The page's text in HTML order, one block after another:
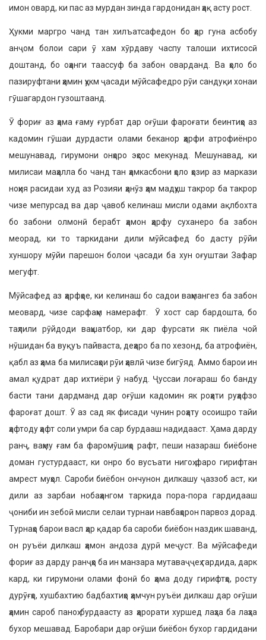
имон овард, ки пас аз мурдан зинда гардонидан ҳақ асту рост.
Ҳукми маргро чанд тан хилъатсафедон бо ҳар гуна асбобу
анҷом болои сари ӯ хам хӯрдаву часпу талоши ихтисосӣ
доштанд, бо оҳанги таассуф ба забон оварданд. Ва ҳоло бо
пазируфтани ҳамин ҳукм ҷасади мӯйсафедро рӯи сандуқи хонаи
гӯшагардон гузоштаанд.
Ӯ фориғ аз ҳама ғаму ғурбат дар оғӯши фароғати беинтиҳо аз
кадомин гӯшаи дурдасти олами беканор ҳарфи атрофиёнро
мешунавад, гирумони онҳоро эҳсос мекунад. Мешунавад, ки
милисаи маҳалла бо чанд тан ҳамкасбони ҳоло ҳозир аз маркази
ноҳия расидаи худ аз Розияи ҳанӯз ҳам мадҳуш такрор ба такрор
чизе мепурсад ва дар ҷавоб келинаш мисли одами ақлбохта
бо забони олмонӣ берабт ҳамон ҳарфу суханеро ба забон
меорад, ки то таркидани дили мӯйсафед бо дасту рӯйи
хуншору мӯйи парешон болои ҷасади ба хун оғуштаи Зафар
мегуфт.
Мӯйсафед аз ҳарфҳое, ки келинаш бо садои ваҳмангез ба забон
меовард, чизе сарфаҳм намерафт. Ӯ хост сар бардошта, бо
таҳлили рӯйдоди ваҳшатбор, ки дар фурсати як пиёла чой
нӯшидан ба вуқуъ пайваста, деҳаро ба по хезонд, ба атрофиён,
қабл аз ҳама ба милисаҳои рӯи ҳавлӣ чизе бигӯяд. Аммо барои ин
амал қудрат дар ихтиёри ӯ набуд. Ҷуссаи лоғараш бо банду
басти тани дардманд дар оғӯши кадомин як роҳати руҳафзо
фароғат дошт. Ӯ аз сад як фисади чунин роҳату осоишро тайи
ҳафтоду ҳафт соли умри ба сар бурдааш надидааст. Ҳама дарду
ранҷ, ваҳму ғам ба фаромӯшиҳо рафт, пеши назараш биёбоне
доман густурдааст, ки онро бо вусъати нигоҳ фаро гирифтан
амрест муҳол. Сароби биёбон ончунон дилкашу ҷаззоб аст, ки
дили аз зарбаи нобаҳангом таркида пора-пора гардидааш
ҷониби ин зебоӣ мисли селаи турнаи навбаҳорон парвоз дорад.
Турнаҳо барои васл ҳар қадар ба сароби биёбон наздик шаванд,
он руъёи дилкаш ҳамон андоза дурӣ меҷуст. Ва мӯйсафеди
фориғ аз дарду ранҷҳо ба ин манзара мутаваҷҷеҳ гардида, дарк
кард, ки гирумони олами фонӣ бо ҳама доду гирифтҳо, росту
дурӯғҳо, хушбахтию бадбахтиҳо ҳамчун руъёи дилкаш дар оғӯши
ҳамин сароб паноҳ бурдаасту аз ҳарорати хуршед лаҳза ба лаҳза
бухор мешавад. Баробари дар оғӯши биёбон бухор гардидани